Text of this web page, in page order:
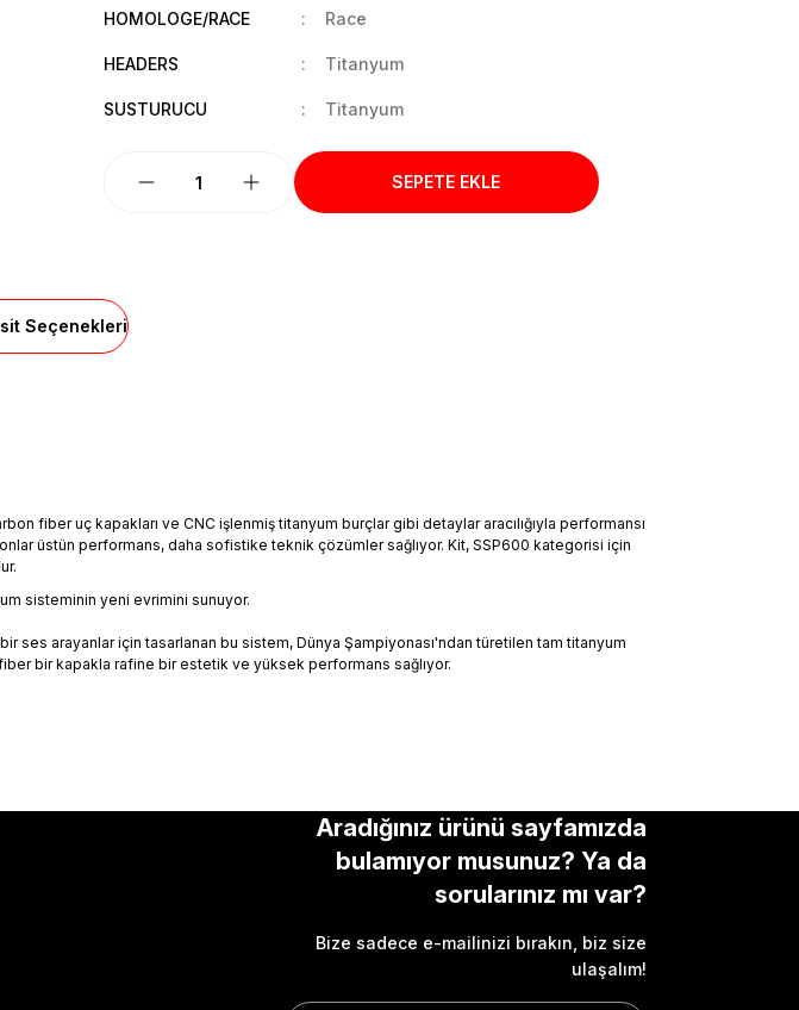
HOMOLOGE/RACE Race
HEADERS Titanyum
SUSTURUCU Titanyum
SEPETE EKLE
Seçenekleri
fiber uç kapakları ve CNC işlenmiş titanyum burçlar gibi detaylar aracılığıyla performansı
üstün performans, daha sofistike teknik çözümler sağlıyor. Kit, SSP600 kategorisi için
sisteminin yeni evrimini sunuyor.
bir ses arayanlar için tasarlanan bu sistem, Dünya Şampiyonası'ndan türetilen tam titanyum
bir kapakla rafine bir estetik ve yüksek performans sağlıyor.
Aradığınız ürünü sayfamızda
bulamıyor musunuz? Ya da
sorularınız mı var?
Bize sadece e-mailinizi bırakın, biz size
ulaşalım!